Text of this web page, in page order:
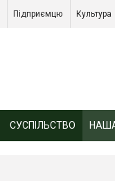
Підприємцю Культура
СУСПІЛЬСТВО